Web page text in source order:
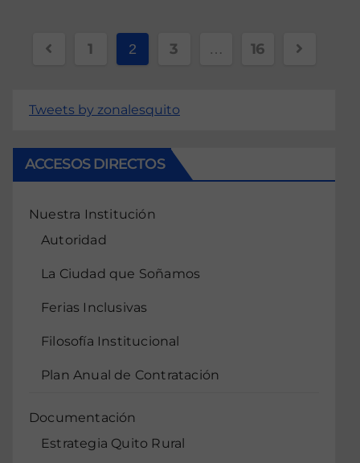
1 2 3 … 16
Tweets by zonalesquito
ACCESOS DIRECTOS
Nuestra Institución
Autoridad
La Ciudad que Soñamos
Ferias Inclusivas
Filosofía Institucional
Plan Anual de Contratación
Documentación
Estrategia Quito Rural